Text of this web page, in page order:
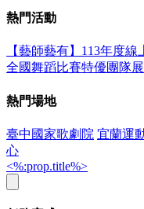
熱門活動
【藝師藝有】113年度線
全國舞蹈比賽特優團隊
熱門場地
臺中國家歌劇院 宜蘭運
心
<%:prop.title%>